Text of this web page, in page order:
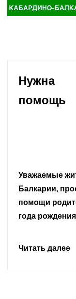
Нужна
помощь
Уважаемые
граждане.
Читать далее